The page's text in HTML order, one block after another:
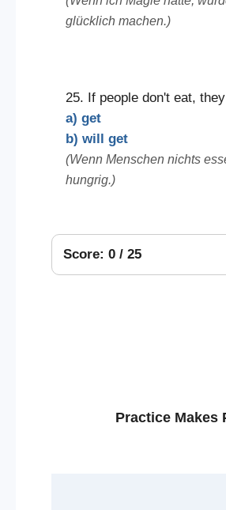
glücklich machen.)
25. If people don't eat, they
a) get
b) will get
(Wenn Menschen nichts
hungrig.)
Score: 0 / 25
Practice Makes